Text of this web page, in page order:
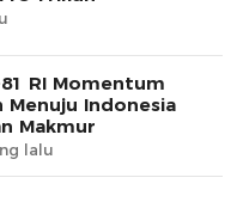
RI Momentum
Indonesia
Makmur
lalu